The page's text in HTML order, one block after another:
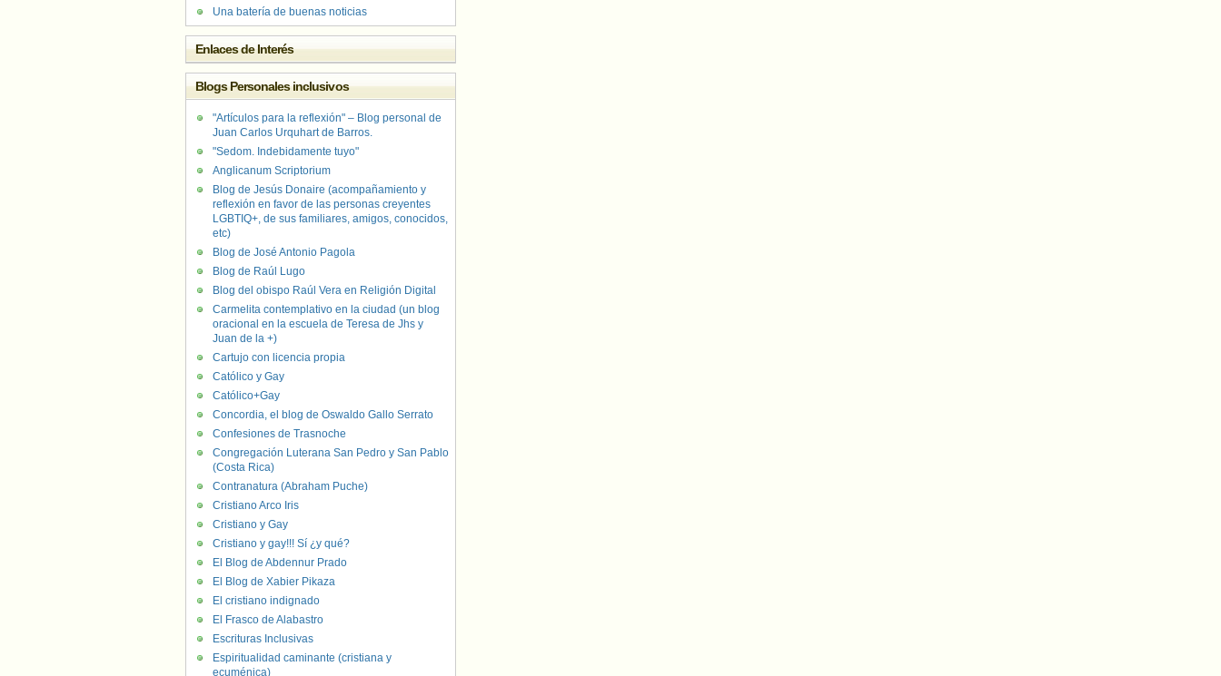
Una batería de buenas noticias
Enlaces de Interés
Blogs Personales inclusivos
"Artículos para la reflexión" – Blog personal de
Juan Carlos Urquhart de Barros.
"Sedom. Indebidamente tuyo"
Anglicanum Scriptorium
Blog de Jesús Donaire (acompañamiento y
reflexión en favor de las personas creyentes
LGBTIQ+, de sus familiares, amigos, conocidos,
etc)
Blog de José Antonio Pagola
Blog de Raúl Lugo
Blog del obispo Raúl Vera en Religión Digital
Carmelita contemplativo en la ciudad (un blog
oracional en la escuela de Teresa de Jhs y
Juan de la +)
Cartujo con licencia propia
Católico y Gay
Católico+Gay
Concordia, el blog de Oswaldo Gallo Serrato
Confesiones de Trasnoche
Congregación Luterana San Pedro y San Pablo
(Costa Rica)
Contranatura (Abraham Puche)
Cristiano Arco Iris
Cristiano y Gay
Cristiano y gay!!! Sí ¿y qué?
El Blog de Abdennur Prado
El Blog de Xabier Pikaza
El cristiano indignado
El Frasco de Alabastro
Escrituras Inclusivas
Espiritualidad caminante (cristiana y
ecuménica)